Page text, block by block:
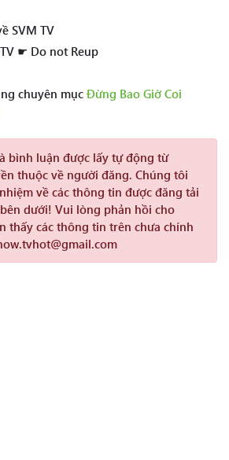
SVM TV
☛ Do not Reup
chuyên mục Đừng Bao Giờ Coi
bình luận được lấy tự động từ
thuộc về người đăng. Chúng tôi
về các thông tin được đăng tải
dưới! Vui lòng phản hồi cho
thấy các thông tin trên chưa chính